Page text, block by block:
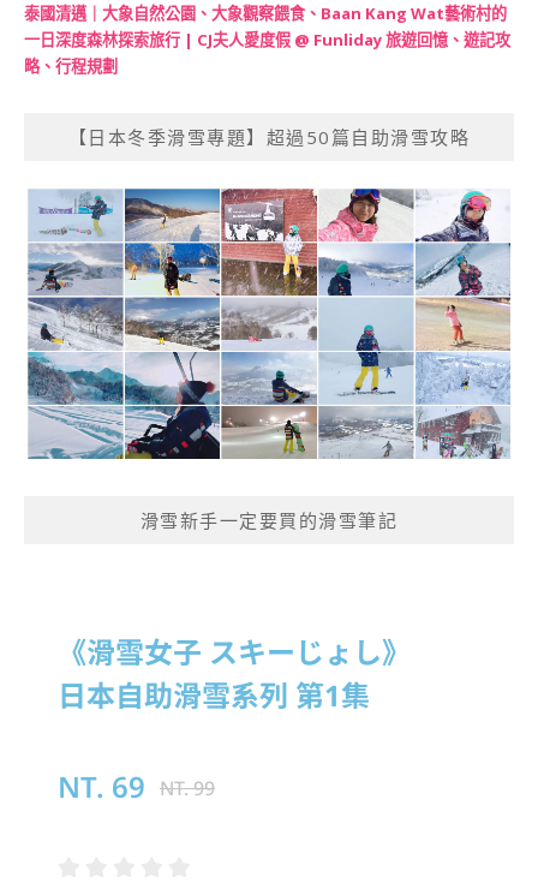
泰國清邁｜大象自然公園、大象觀察餵食、Baan Kang Wat藝術村的
一日深度森林探索旅行 | CJ夫人愛度假 @ Funliday 旅遊回憶、遊記攻
略、行程規劃
【日本冬季滑雪專題】超過50篇自助滑雪攻略
滑雪新手一定要買的滑雪筆記